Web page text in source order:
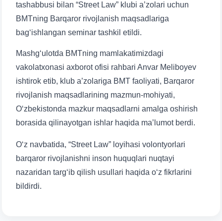
tashabbusi bilan “Street Law” klubi a’zolari uchun
BMTning Barqaror rivojlanish maqsadlariga
bag‘ishlangan seminar tashkil etildi.
Mashg‘ulotda BMTning mamlakatimizdagi
vakolatxonasi axborot ofisi rahbari Anvar Meliboyev
ishtirok etib, klub a’zolariga BMT faoliyati, Barqaror
rivojlanish maqsadlarining mazmun-mohiyati,
O‘zbekistonda mazkur maqsadlarni amalga oshirish
borasida qilinayotgan ishlar haqida ma’lumot berdi.
O‘z navbatida, “Street Law” loyihasi volontyorlari
barqaror rivojlanishni inson huquqlari nuqtayi
nazaridan targ‘ib qilish usullari haqida o‘z fikrlarini
bildirdi.